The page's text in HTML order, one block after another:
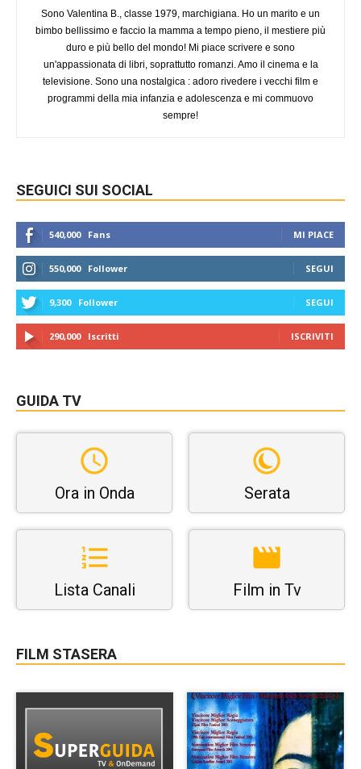
Sono Valentina B., classe 1979, marchigiana. Ho un marito e un
bimbo bellissimo e faccio la mamma a tempo pieno, il mestiere più
duro e più bello del mondo! Mi piace scrivere e sono
un'appassionata di libri, soprattutto romanzi. Amo il cinema e la
televisione. Sono una nostalgica : adoro rivedere i vecchi film e
programmi della mia infanzia e adolescenza e mi commuovo
sempre!
SEGUICI SUI SOCIAL
540,000 Fans MI PIACE
550,000 Follower SEGUI
9,300 Follower SEGUI
290,000 Iscritti ISCRIVITI
GUIDA TV
Ora in Onda Serata
Lista Canali Film in Tv
FILM STASERA